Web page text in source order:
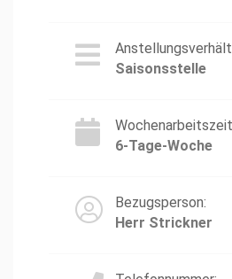
Saisonsstelle
6-Tage-Woche
Bezugsperson:
Herr Strickner